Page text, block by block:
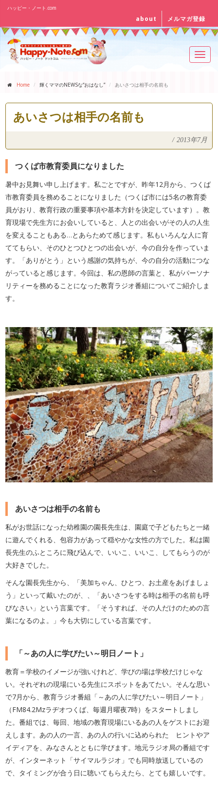
ハッピー・ノート.com
about メルマガ登録
Home 輝くママのNEWSな“おはなし” あいさつは相手の名前も
あいさつは相手の名前も
/ 2013年7月
つくば市教育委員になりました
暑中お見舞い申し上げます。私ごとですが、昨年12月から、つくば
市教育委員を務めることになりました（つくば市には5名の教育委
員がおり、教育行政の重要事項や基本方針を決定しています）。教
育現場で先生方にお会いしていると、人との出会いがその人の人生
を変えることもある…とあらためて感じます。私もいろんな人に育
ててもらい、そのひとつひとつの出会いが、今の自分を作っていま
す。「ありがとう」という感謝の気持ちが、今の自分の活動につな
がっていると感じます。今回は、私の恩師の言葉と、私がパーソナ
リティーを務めることになった教育ラジオ番組についてご紹介しま
す。
あいさつは相手の名前も
私がお世話になった幼稚園の園長先生は、園庭で子どもたちと一緒
に遊んでくれる、包容力があって穏やかな女性の方でした。私は園
長先生のふところに飛び込んで、いいこ、いいこ、してもらうのが
大好きでした。
そんな園長先生から、「美加ちゃん、ひとつ、お土産をあげましょ
う」といって戴いたのが、、「あいさつをする時は相手の名前も呼
びなさい」という言葉です。「そうすれば、その人だけのための言
葉になるのよ。」今も大切にしている言葉です。
「～あの人に学びたい～明日ノート」
教育＝学校のイメージが強いけれど、学びの場は学校だけじゃな
い。それぞれの現場にいる先生にスポットをあてたい。そんな思い
で7月から、教育ラジオ番組「～あの人に学びたい～明日ノート」
（FM84.2Mzラヂオつくば、毎週月曜夜7時）をスタートしまし
た。番組では、毎回、地域の教育現場にいるあの人をゲストにお迎
えします。あの人の一言、あの人の行いに込められた ヒントやア
イディアを、みなさんとともに学びます。地元ラジオ局の番組です
が、インターネット「サイマルラジオ」でも同時放送しているの
で、タイミングが合う日に聴いてもらえたら、とても嬉しいです。